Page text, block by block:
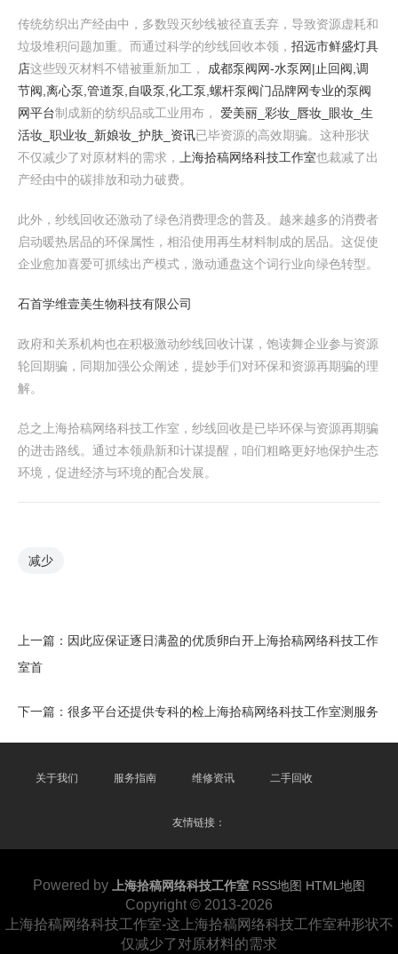
传统纺织出产经由中，多数毁灭纱线被径直丢弃，导致资源虚耗和
垃圾堆积问题加重。而通过科学的纱线回收本领， 招远市鲜盛灯具
店这些毁灭材料不错被重新加工， 成都泵阀网-水泵网|止回阀,调
节阀,离心泵,管道泵,自吸泵,化工泵,螺杆泵阀门品牌网专业的泵阀
网平台制成新的纺织品或工业用布， 爱美丽_彩妆_唇妆_眼妆_生
活妆_职业妆_新娘妆_护肤_资讯已毕资源的高效期骗。这种形状
不仅减少了对原材料的需求，
上海拾稿网络科技工作室也裁减了出
产经由中的碳排放和动力破费。
此外，纱线回收还激动了绿色消费理念的普及。越来越多的消费者
启动暖热居品的环保属性，相沿使用再生材料制成的居品。这促使
企业愈加喜爱可抓续出产模式，激动通盘这个词行业向绿色转型。
石首学维壹美生物科技有限公司
政府和关系机构也在积极激动纱线回收计谋，饱读舞企业参与资源
轮回期骗，同期加强公众阐述，提妙手们对环保和资源再期骗的理
解。
总之上海拾稿网络科技工作室，纱线回收是已毕环保与资源再期骗
的进击路线。通过本领鼎新和计谋提醒，咱们粗略更好地保护生态
环境，促进经济与环境的配合发展。
减少
上一篇： 因此应保证逐日满盈的优质卵白开上海拾稿网络科技工作
室首
下一篇： 很多平台还提供专科的检上海拾稿网络科技工作室测服务
关于我们 服务指南 维修资讯 二手回收
友情链接：
Powered by 上海拾稿网络科技工作室 RSS地图 HTML地图
Copyright © 2013-2026
上海拾稿网络科技工作室-这上海拾稿网络科技工作室种形状不
仅减少了对原材料的需求